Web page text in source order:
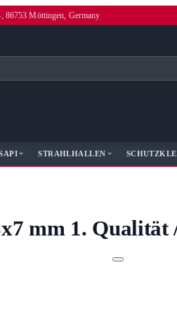
86753 Möttingen, Germany
STRAHLHALLEN
mm 1. Qualität